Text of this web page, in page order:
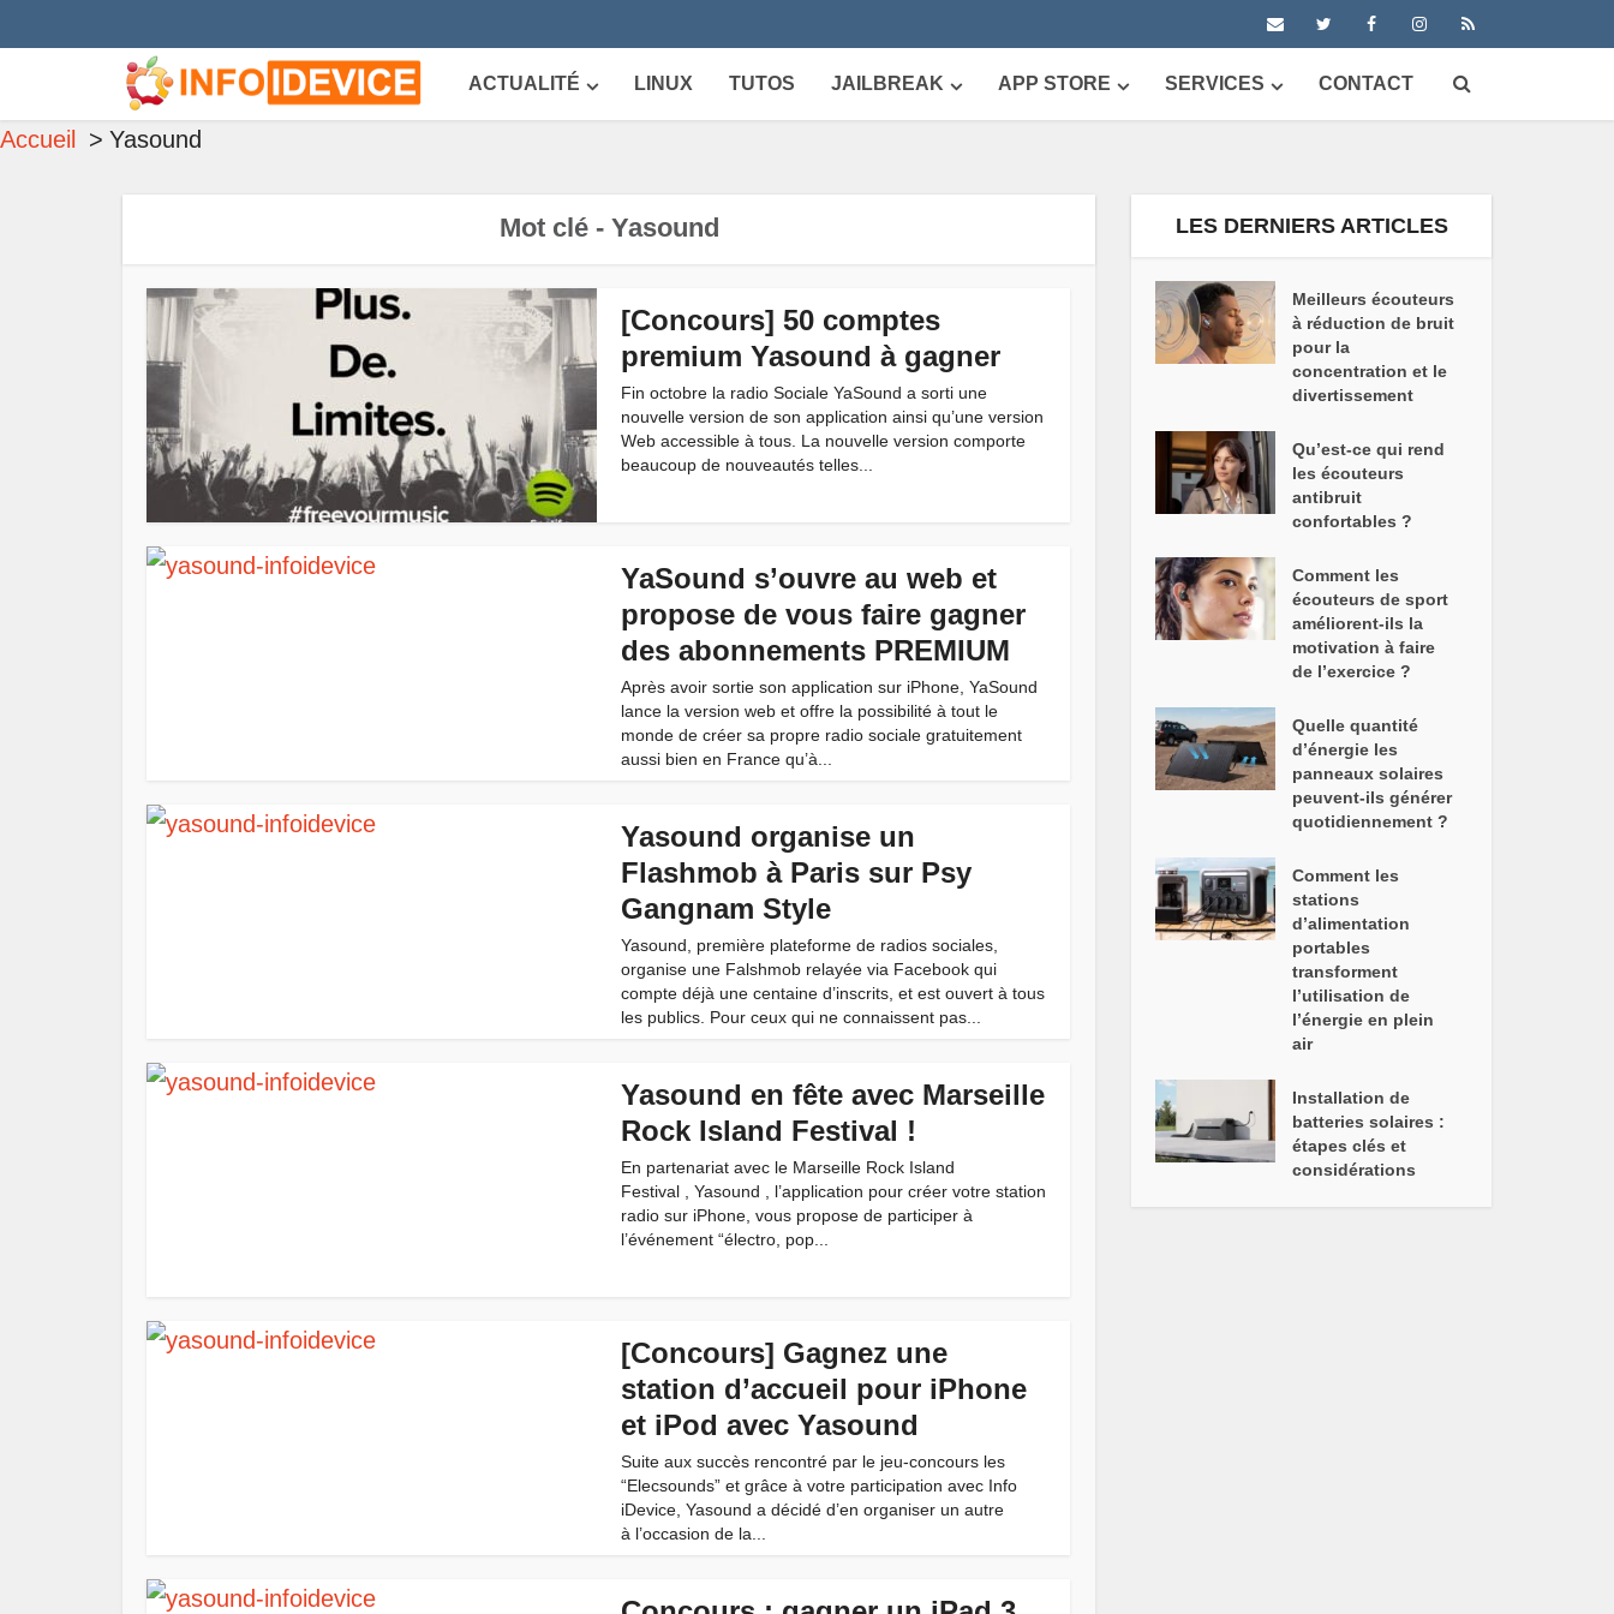
ACTUALITÉ LINUX TUTOS JAILBREAK APP STORE SERVICES CONTACT
Accueil Yasound
Mot clé - Yasound
[Concours] 50 comptes
premium Yasound à gagner
Fin octobre la radio Sociale YaSound a sorti une
nouvelle version de son application ainsi qu’une version
Web accessible à tous. La nouvelle version comporte
beaucoup de nouveautés telles...
YaSound s’ouvre au web et
propose de vous faire gagner
des abonnements PREMIUM
Après avoir sortie son application sur iPhone, YaSound
lance la version web et offre la possibilité à tout le
monde de créer sa propre radio sociale gratuitement
aussi bien en France qu’à...
Yasound organise un
Flashmob à Paris sur Psy
Gangnam Style
Yasound, première plateforme de radios sociales,
organise une Falshmob relayée via Facebook qui
compte déjà une centaine d’inscrits, et est ouvert à tous
les publics. Pour ceux qui ne connaissent pas...
Yasound en fête avec Marseille
Rock Island Festival !
En partenariat avec le Marseille Rock Island
Festival , Yasound , l’application pour créer votre station
radio sur iPhone, vous propose de participer à
l’événement “électro, pop...
[Concours] Gagnez une
station d’accueil pour iPhone
et iPod avec Yasound
Suite aux succès rencontré par le jeu-concours les
“Elecsounds” et grâce à votre participation avec Info
iDevice, Yasound a décidé d’en organiser un autre
à l’occasion de la...
LES DERNIERS ARTICLES
Meilleurs écouteurs
à réduction de bruit
pour la
concentration et le
divertissement
Qu’est-ce qui rend
les écouteurs
antibruit
confortables ?
Comment les
écouteurs de sport
améliorent-ils la
motivation à faire
de l’exercice ?
Quelle quantité
d’énergie les
panneaux solaires
peuvent-ils générer
quotidiennement ?
Comment les
stations
d’alimentation
portables
transforment
l’utilisation de
l’énergie en plein
air
Installation de
batteries solaires :
étapes clés et
considérations